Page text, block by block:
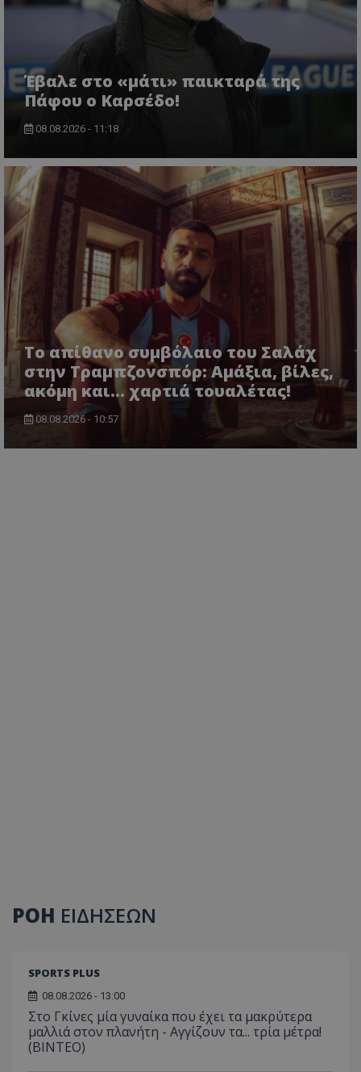
Έβαλε στο «μάτι» παικταρά της
Πάφου ο Καρσέδο!
08.08.2026 - 11:18
Το απίθανο συμβόλαιο του Σαλάχ
στην Τραμπζονσπόρ: Αμάξια, βίλες,
ακόμη και... χαρτιά τουαλέτας!
08.08.2026 - 10:57
ΡΟΗ ΕΙΔΗΣΕΩΝ
SPORTS PLUS
08.08.2026 - 13:00
Στο Γκίνες μία γυναίκα που έχει τα μακρύτερα
μαλλιά στον πλανήτη - Αγγίζουν τα... τρία μέτρα!
(ΒΙΝΤΕΟ)